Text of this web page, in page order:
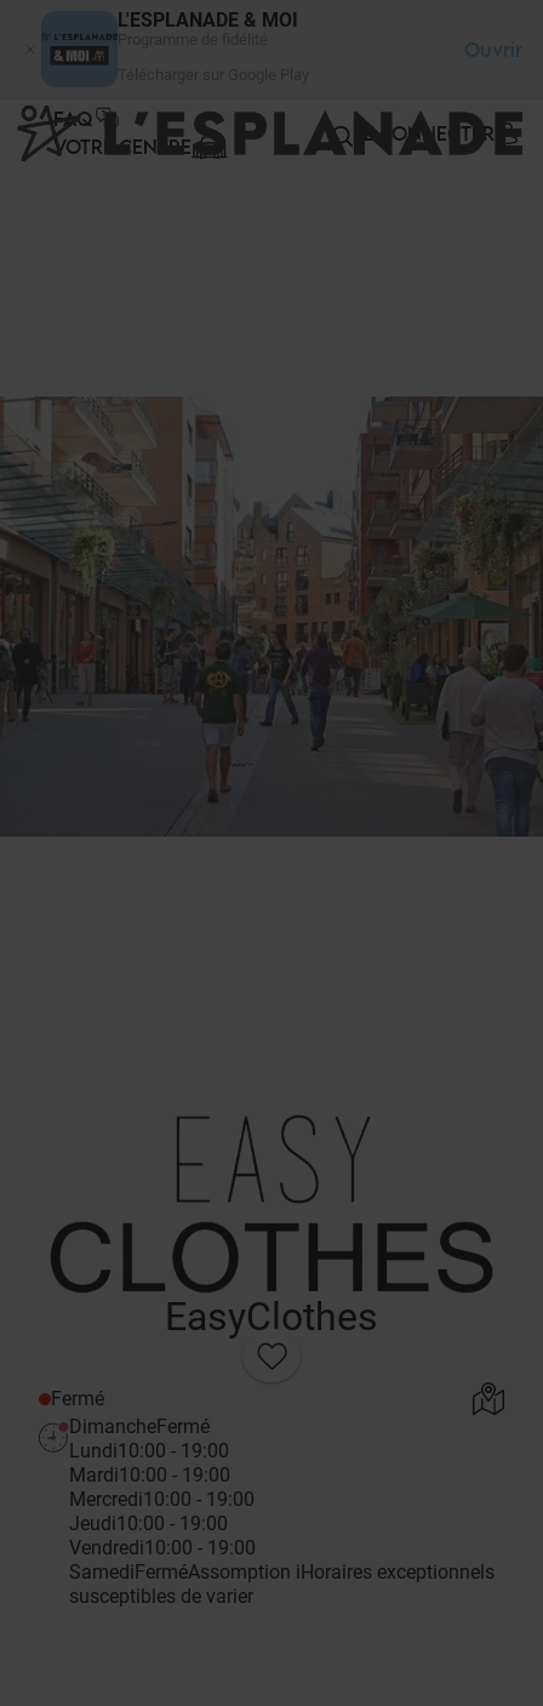
L'ESPLANADE & MOI
Ouvrir
FAQ
VOTRE CENTRE
SE CONNECTER
EasyClothes
Fermé
DimancheFermé
Lundi10:00 - 19:00
Mardi10:00 - 19:00
Mercredi10:00 - 19:00
Jeudi10:00 - 19:00
Vendredi10:00 - 19:00
Samedi FerméAssomption i Horaires exceptionnels
susceptibles de varier
Panneau de gestion des cookies